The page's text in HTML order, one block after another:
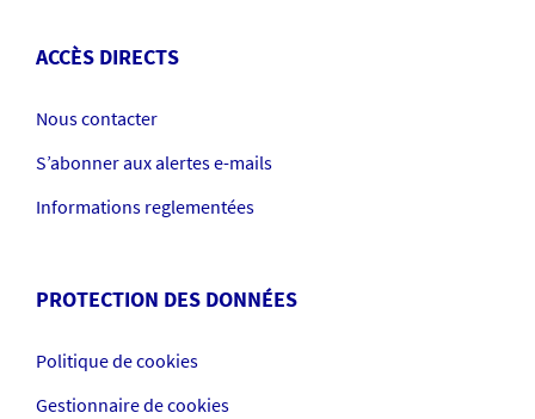
ACCÈS DIRECTS
Nous contacter
S’abonner aux alertes e-mails
Informations reglementées
PROTECTION DES DONNÉES
Politique de cookies
Gestionnaire de cookies